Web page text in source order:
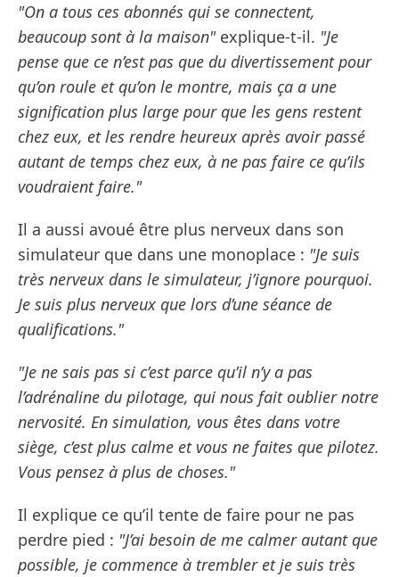
"On a tous ces abonnés qui se connectent,
beaucoup sont à la maison"explique-t-il. "Je
pense que ce n’est pas que du divertissement pour
qu’on roule et qu’on le montre, mais ça a une
signification plus large pour que les gens restent
chez eux, et les rendre heureux après avoir passé
autant de temps chez eux, à ne pas faire ce qu’ils
voudraient faire."
Il a aussi avoué être plus nerveux dans son
simulateur que dans une monoplace : "Je suis
très nerveux dans le simulateur, j’ignore pourquoi.
Je suis plus nerveux que lors d’une séance de
qualifications."
"Je ne sais pas si c’est parce qu’il n’y a pas
l’adrénaline du pilotage, qui nous fait oublier notre
nervosité. En simulation, vous êtes dans votre
siège, c’est plus calme et vous ne faites que pilotez.
Vous pensez à plus de choses."
Il explique ce qu’il tente de faire pour ne pas
perdre pied : "J’ai besoin de me calmer autant que
possible, je commence à trembler et je suis très